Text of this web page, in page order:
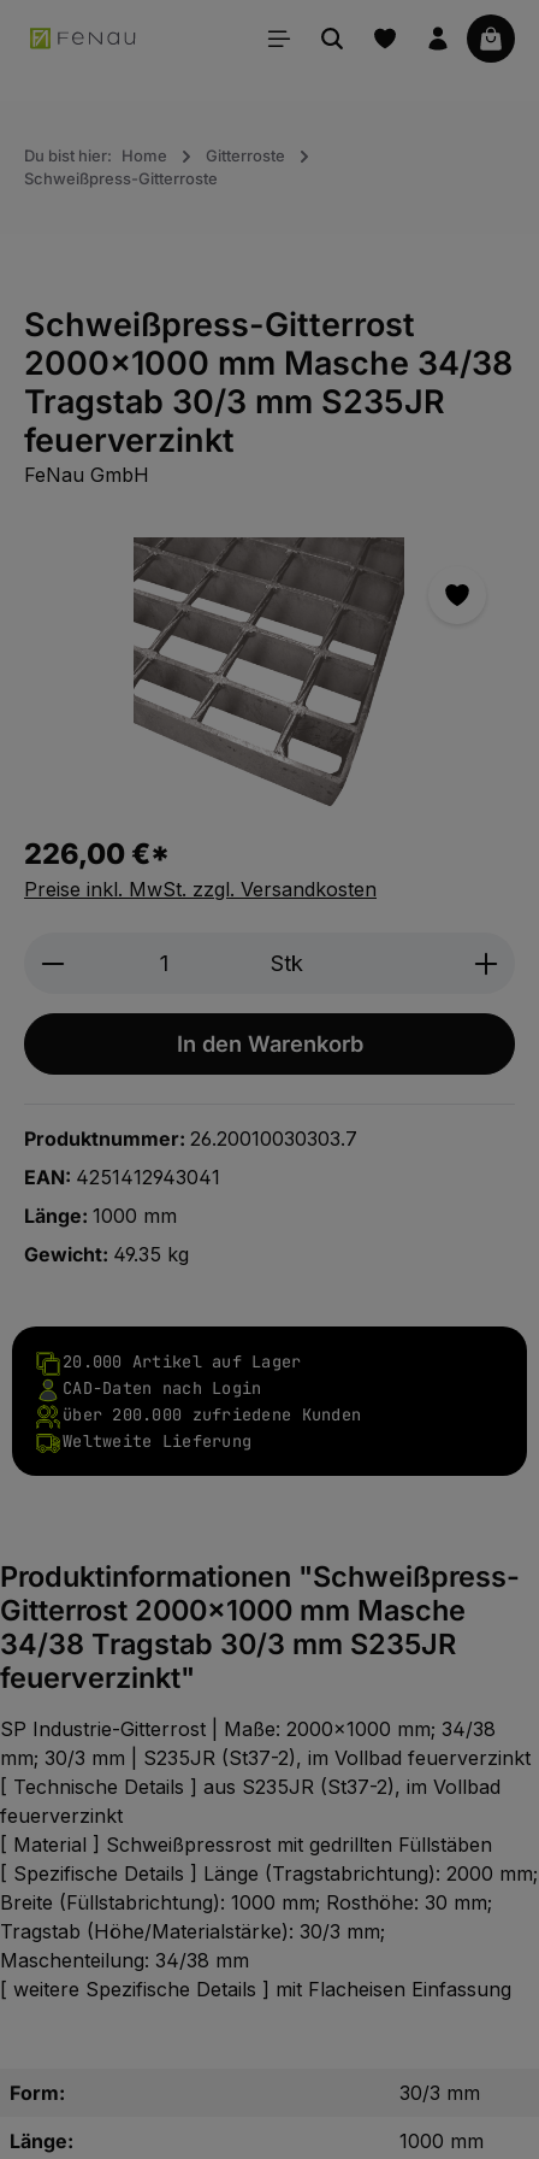
springen
Du bist hier: Home
Gitterroste
Schweißpress-Gitterroste
Schweißpress-Gitterrost
2000x1000 mm Masche 34/38
Tragstab 30/3 mm S235JR
feuerverzinkt
FeNau GmbH
Bildergalerie überspringen
226,00 €*
Preise inkl. MwSt. zzgl. Versandkosten
Produkt Anzahl: Gib den
Stk
In den Warenkorb
Produktnummer: 26.20010030303.7
EAN: 4251412943041
Länge: 1000 mm
Gewicht: 49.35 kg
20.000 Artikel auf Lager
CAD-Daten nach Login
über 200.000 zufriedene Kunden
Weltweite Lieferung
Produktinformationen "Schweißpress-
Gitterrost 2000x1000 mm Masche
34/38 Tragstab 30/3 mm S235JR
feuerverzinkt"
SP Industrie-Gitterrost | Maße: 2000x1000 mm; 34/38
mm; 30/3 mm | S235JR (St37-2), im Vollbad feuerverzinkt
[ Technische Details ] aus S235JR (St37-2), im Vollbad
feuerverzinkt
[ Material ] Schweißpressrost mit gedrillten Füllstäben
[ Spezifische Details ] Länge (Tragstabrichtung): 2000 mm;
Breite (Füllstabrichtung): 1000 mm; Rosthöhe: 30 mm;
Tragstab (Höhe/Materialstärke): 30/3 mm;
Maschenteilung: 34/38 mm
[ weitere Spezifische Details ] mit Flacheisen Einfassung
Form:
30/3 mm
Länge:
1000 mm